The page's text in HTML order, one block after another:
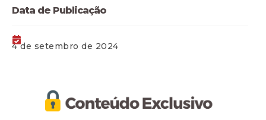
Data de Publicação
4 de setembro de 2024